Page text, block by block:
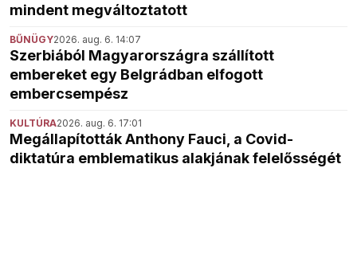
mindent megváltoztatott
BŰNÜGY2026. aug. 6. 14:07
Szerbiából Magyarországra szállított
embereket egy Belgrádban elfogott
embercsempész
KULTÚRA2026. aug. 6. 17:01
Megállapították Anthony Fauci, a Covid-
diktatúra emblematikus alakjának felelősségét